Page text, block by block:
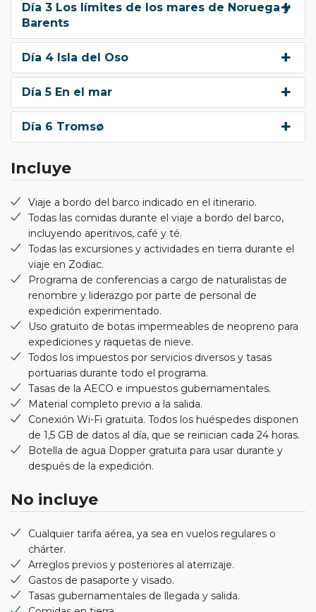
Día 3 Los límites de los mares de Noruega y
Barents
Día 4 Isla del Oso
Día 5 En el mar
Día 6 Tromsø
Incluye
Viaje a bordo del barco indicado en el itinerario.
Todas las comidas durante el viaje a bordo del barco,
incluyendo aperitivos, café y té.
Todas las excursiones y actividades en tierra durante el
viaje en Zodiac.
Programa de conferencias a cargo de naturalistas de
renombre y liderazgo por parte de personal de
expedición experimentado.
Uso gratuito de botas impermeables de neopreno para
expediciones y raquetas de nieve.
Todos los impuestos por servicios diversos y tasas
portuarias durante todo el programa.
Tasas de la AECO e impuestos gubernamentales.
Material completo previo a la salida.
Conexión Wi-Fi gratuita. Todos los huéspedes disponen
de 1,5 GB de datos al día, que se reinician cada 24 horas.
Botella de agua Dopper gratuita para usar durante y
después de la expedición.
No incluye
Cualquier tarifa aérea, ya sea en vuelos regulares o
chárter.
Arreglos previos y posteriores al aterrizaje.
Gastos de pasaporte y visado.
Tasas gubernamentales de llegada y salida.